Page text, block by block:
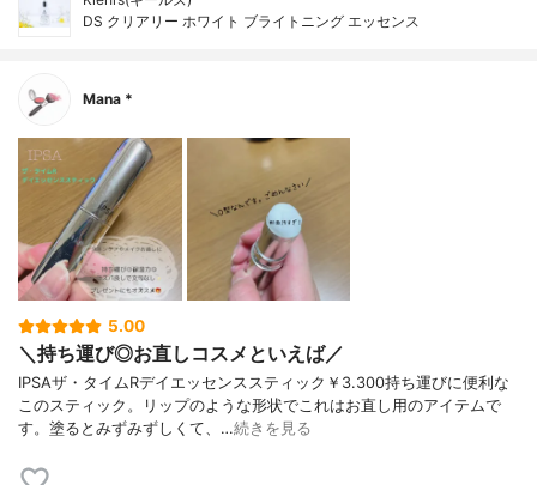
DS クリアリー ホワイト ブライトニング エッセンス
Mana *
5.00
＼持ち運び◎お直しコスメといえば／
IPSAザ・タイムRデイエッセンススティック￥3.300持ち運びに便利な
このスティック。リップのような形状でこれはお直し用のアイテムで
す。塗るとみずみずしくて、…続きを見る